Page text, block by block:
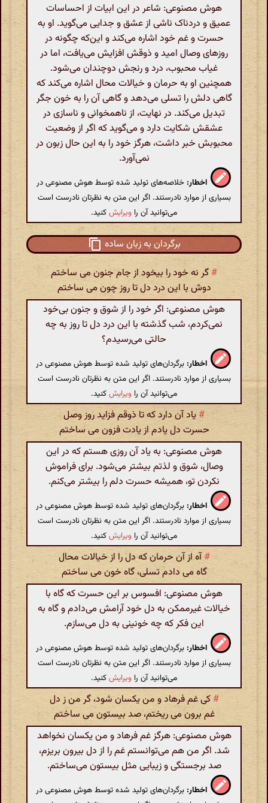
هوش مصنوعی: شاعر در این ابیات از احساسات
عمیق و دردناک ناشی از عشق و جدایی می‌گوید. او به
حسرت و غم خود اشاره می‌کند و این‌که چگونه در
روزهای وصال امید و ذوقش افزایش می‌یافت، اما در
غیاب محبوب، درد و رنجش دوچندان می‌شود.
همچنین او به حرمان و خیالات محال اشاره می‌کند که
گاهی دلش را تسلی می‌دهد و گاهی آن را به خون جگر
تبدیل می‌کند. در نهایت، از ناهمخوانی و ناسازی در
عشقش شکایت دارد و می‌گوید که اگر از وضعیت
محبوبش خبر داشت، هرگز خود را به این حال زبون در
نمی‌آورد.
اخطار: خلاصه‌های تولید شده توسط هوش مصنوعی در
بسیاری از موارد نادرستند. اگر این متن به نظرتان نادرست است
می‌توانید آن را ویرایشکنید.
برگردان به زبان ساده
# گر نه خود را بیخود از جام جنون می ساختم
دوش با این درد دل تا روز چون می ساختم
هوش مصنوعی: اگر خود را از شوق و جنون بی‌خود
نمی‌کردم، شب گذشته با این درد دل تا روز به چه
حالتی می‌رسیدم؟
اخطار: برگردان‌های تولید شده توسط هوش مصنوعی در
بسیاری از موارد نادرستند. اگر این متن به نظرتان نادرست است
می‌توانید آن را ویرایشکنید.
# یاد آن دارد که تا ذوقم فزاید روز وصل
حسرت دل یادم از یادت فزون می ساختم
هوش مصنوعی: به یاد آن روزی هستم که در این
وصال، شوق و لذتم بیشتر می‌شود. برای فراموش
نکردن تو، همیشه حسرت دلم را بیشتر می‌کنم.
اخطار: برگردان‌های تولید شده توسط هوش مصنوعی در
بسیاری از موارد نادرستند. اگر این متن به نظرتان نادرست است
می‌توانید آن را ویرایشکنید.
#آه از آن حرمان که دل را از خیالات محال
گاه می دادم تسلی، گاه خون می ساختم
هوش مصنوعی: افسوس بر این حسرت که گاه با
خیالات غیرممکن به دل خود آرامش می‌دادم و گاه به
این فکر که چه خونینی به دل می‌سازم.
اخطار: برگردان‌های تولید شده توسط هوش مصنوعی در
بسیاری از موارد نادرستند. اگر این متن به نظرتان نادرست است
می‌توانید آن را ویرایشکنید.
# کی غم فرهاد و من یکسان شود، گر من ز دل
غم برون می ریختم، صد بیستون می ساختم
هوش مصنوعی: هرگز غم فرهاد و من یکسان نخواهد
شد. اگر من هم می‌توانستم غم را از دل بیرون بریزم،
صد برجستگی و زیبایی مثل بیستون می‌ساختم.
اخطار: برگردان‌های تولید شده توسط هوش مصنوعی در